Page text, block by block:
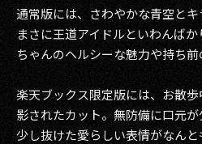
通常版には、さわやかな青空とキ
まさに王道アイドルといわんば
ちゃんのヘルシーな魅力や持ち前
楽天ブックス限定版には、お散
影されたカット。無防備に口元が
少し抜けた愛らしい表情がなんと